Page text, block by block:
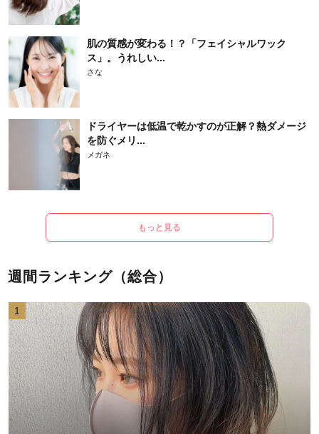
肌の質感が変わる！？「フェイシャルワック
ス」。うれしい...
さな
ドライヤーは低温で乾かすのが正解？熱ダメージ
を防ぐメリ...
メガネ
もっと見る
週間ランキング（総合）
1